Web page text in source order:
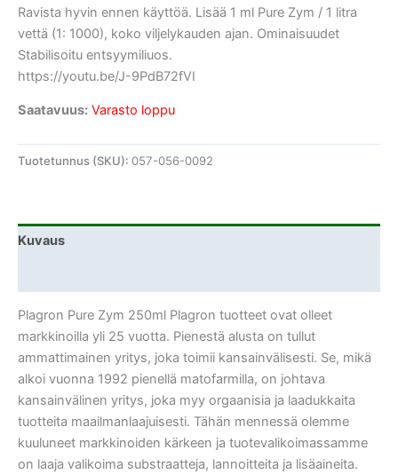
Ravista hyvin ennen käyttöä. Lisää 1 ml Pure Zym / 1 litra
vettä (1: 1000), koko viljelykauden ajan. Ominaisuudet
Stabilisoitu entsyymiliuos.
https://youtu.be/J-9PdB72fVI
Saatavuus: Varasto loppu
Tuotetunnus (SKU): 057-056-0092
Kuvaus
Plagron Pure Zym 250ml Plagron tuotteet ovat olleet
markkinoilla yli 25 vuotta. Pienestä alusta on tullut
ammattimainen yritys, joka toimii kansainvälisesti. Se, mikä
alkoi vuonna 1992 pienellä matofarmilla, on johtava
kansainvälinen yritys, joka myy orgaanisia ja laadukkaita
tuotteita maailmanlaajuisesti. Tähän mennessä olemme
kuuluneet markkinoiden kärkeen ja tuotevalikoimassamme
on laaja valikoima substraatteja, lannoitteita ja lisäaineita.